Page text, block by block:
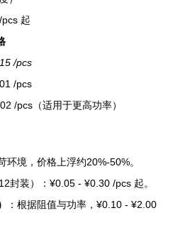
起
/pcs
/pcs
/pcs（适用于更高功率）
环境，价格上浮约20%-50%。
封装）：¥0.05 - ¥0.30 /pcs 起。
：根据阻值与功率，¥0.10 - ¥2.00